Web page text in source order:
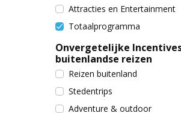
Attracties en Entertainment
Totaalprogramma
Onvergetelijke
buitenlandse reizen
Reizen buitenland
Stedentrips
Adventure & outdoor